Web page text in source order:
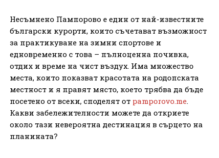
Несъмнено Пампорово е един от най-известните
български курорти, които съчетават възможност
за практикуване на зимни спортове и
едновременно с това – пълноценна почивка,
отдих и време на чист въздух. Има множество
места, които показват красотата на родопската
местност и я правят място, което трябва да бъде
посетено от всеки, споделят от pamporovo.me.
Какви забележителности можете да откриете
около тази невероятна дестинация в сърцето на
планината?